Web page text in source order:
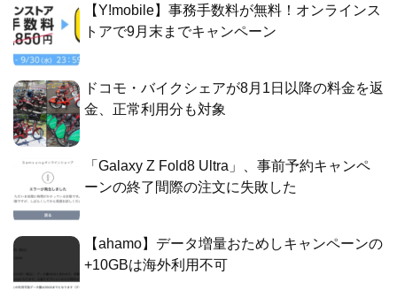
【Y!mobile】事務手数料が無料！オンラインス
トアで9月末までキャンペーン
ドコモ・バイクシェアが8月1日以降の料金を返
金、正常利用分も対象
「Galaxy Z Fold8 Ultra」、事前予約キャンペ
ーンの終了間際の注文に失敗した
【ahamo】データ増量おためしキャンペーンの
+10GBは海外利用不可